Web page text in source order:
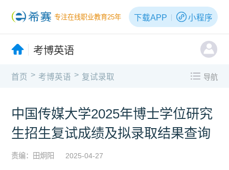
专注在线职业教育25年 下载APP 小程序
考博英语
首页 > 考博英语 > 复试录取 导航
中国传媒大学2025年博士学位研究
生招生复试成绩及拟录取结果查询
责编：田炯阳 2025-04-27